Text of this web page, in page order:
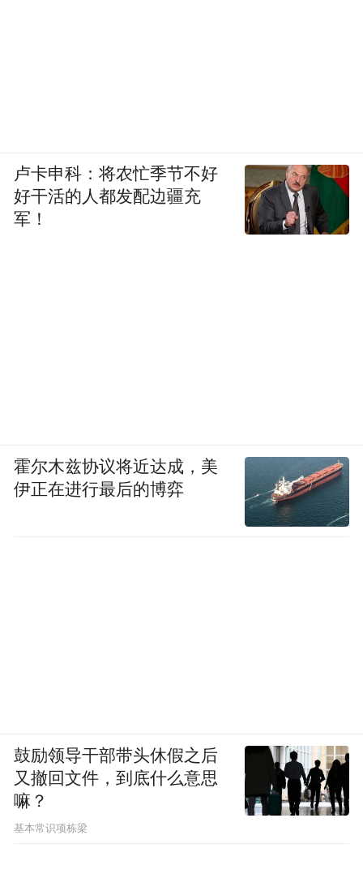
卢卡申科：将农忙季节不好
好干活的人都发配边疆充
军！
霍尔木兹协议将近达成，美
伊正在进行最后的博弈
鼓励领导干部带头休假之后
又撤回文件，到底什么意思
嘛？
基本常识项栋梁